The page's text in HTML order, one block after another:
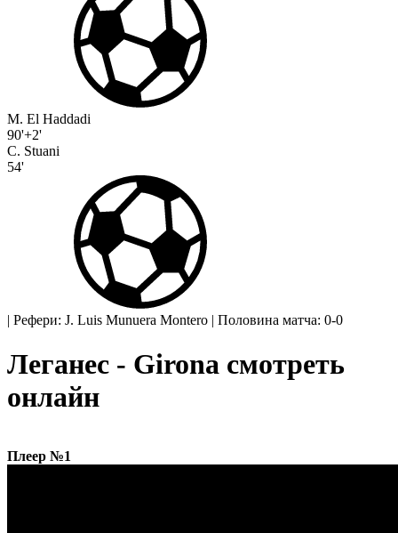
M. El Haddadi
90'+2'
C. Stuani
54'
| Рефери: J. Luis Munuera Montero | Половина матча: 0-0
Леганес - Girona смотреть
онлайн
Плеер №1